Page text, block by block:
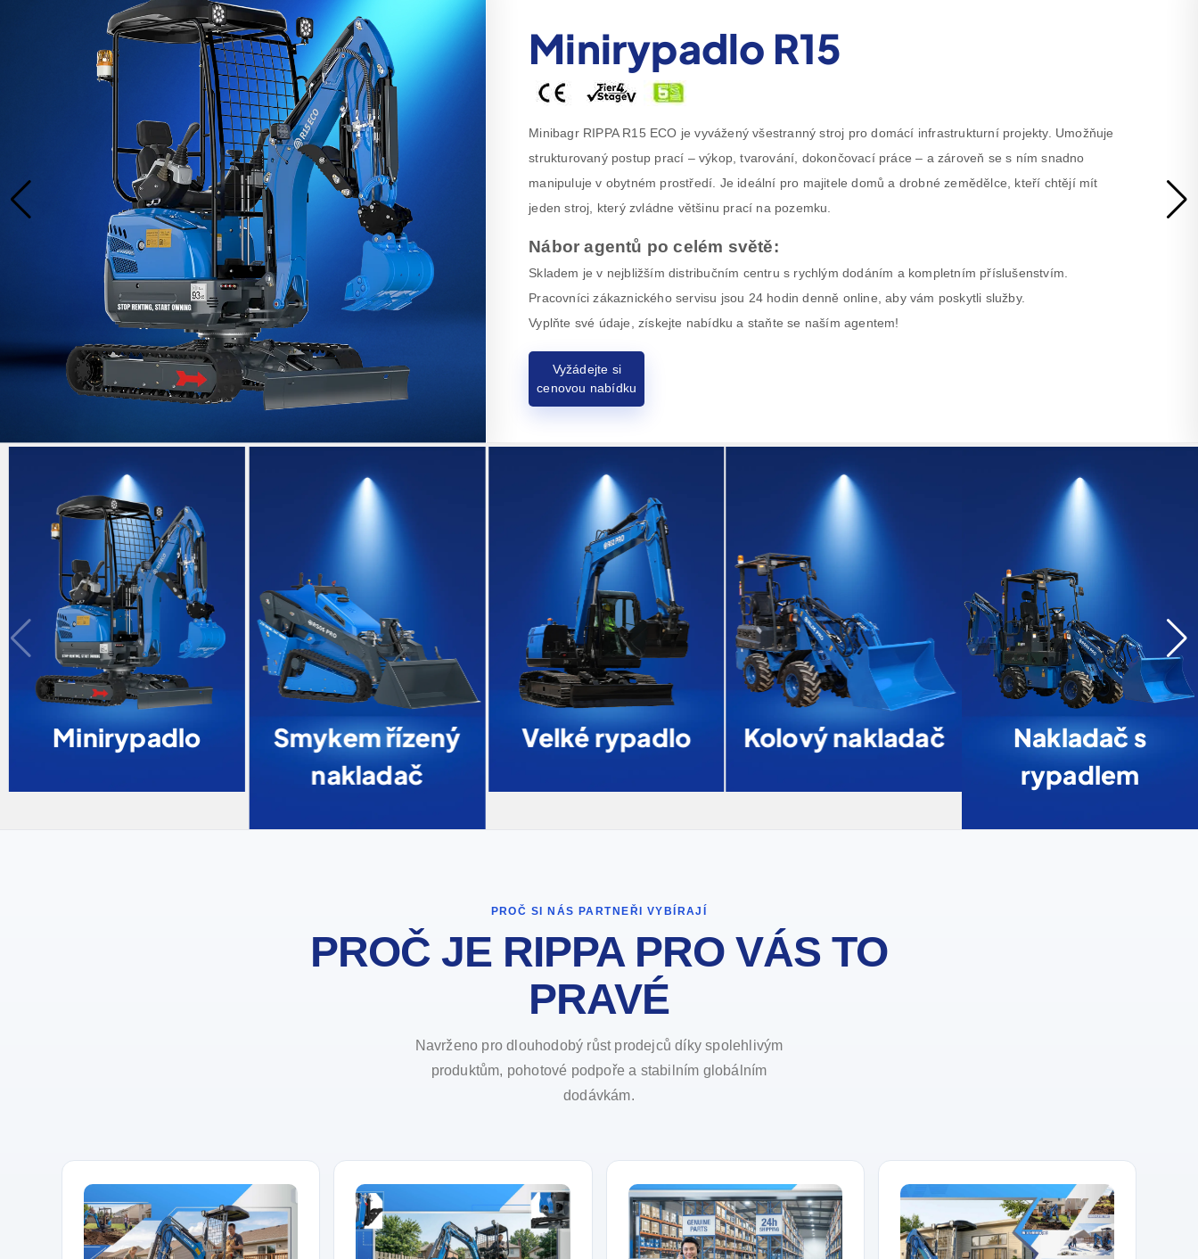
Minirypadlo R15
Minibagr RIPPA R15 ECO je vyvážený všestranný stroj pro domácí infrastrukturní projekty. Umožňuje
strukturovaný postup prací – výkop, tvarování, dokončovací práce – a zároveň se s ním snadno
manipuluje v obytném prostředí. Je ideální pro majitele domů a drobné zemědělce, kteří chtějí mít
jeden stroj, který zvládne většinu prací na pozemku.
Nábor agentů po celém světě:
Skladem je v nejbližším distribučním centru s rychlým dodáním a kompletním příslušenstvím.
Pracovníci zákaznického servisu jsou 24 hodin denně online, aby vám poskytli služby.
Vyplňte své údaje, získejte nabídku a staňte se naším agentem!
Vyžádejte si
cenovou nabídku
Minirypadlo
Smykem řízený
nakladač
Velké rypadlo Kolový nakladač
Nakladač s
rypadlem
PROČ SI NÁS PARTNEŘI VYBÍRAJÍ
PROČ JE RIPPA PRO VÁS TO
PRAVÉ
Navrženo pro dlouhodobý růst prodejců díky spolehlivým
produktům, pohotové podpoře a stabilním globálním
dodávkám.